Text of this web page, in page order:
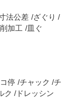
法公差 ざぐり
加工 皿ぐ
停 チャック
チ
ク
ドレッシン